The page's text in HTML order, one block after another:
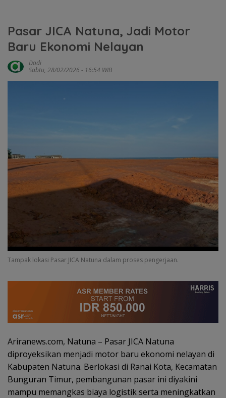
Pasar JICA Natuna, Jadi Motor
Baru Ekonomi Nelayan
Dodi
Sabtu, 28/02/2026 - 16:54 WIB
Tampak lokasi Pasar JICA Natuna dalam proses pengerjaan.
Ariranews.com, Natuna – Pasar JICA Natuna
diproyeksikan menjadi motor baru ekonomi nelayan di
Kabupaten Natuna. Berlokasi di Ranai Kota, Kecamatan
Bunguran Timur, pembangunan pasar ini diyakini
mampu memangkas biaya logistik serta meningkatkan